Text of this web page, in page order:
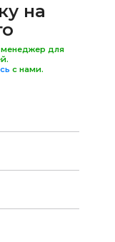
на
менеджер для
с нами.